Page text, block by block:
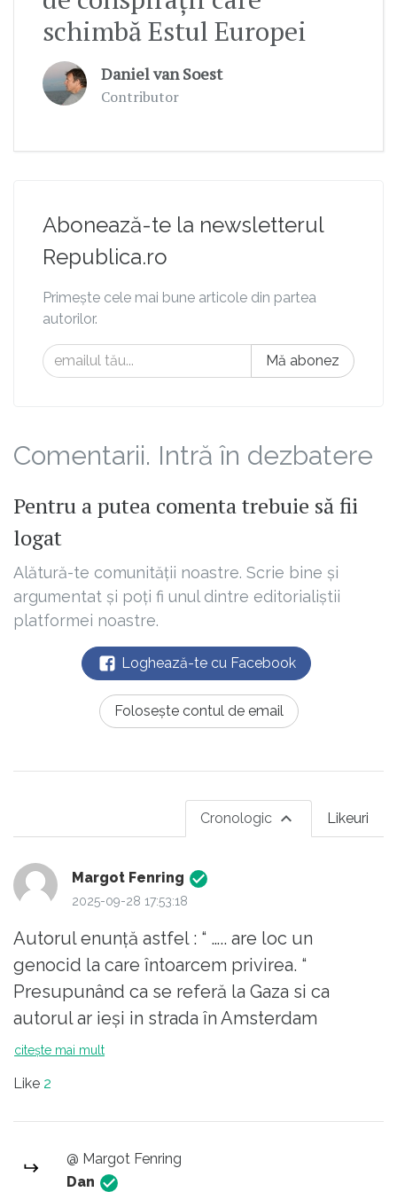
schimbă Estul Europei
Daniel van Soest
Contributor
Abonează-te la newsletterul
Republica.ro
Primește cele mai bune articole din partea
autorilor.
Mă abonez
Comentarii. Intră în dezbatere
Pentru a putea comenta trebuie să fii
logat
Alătură-te comunității noastre. Scrie bine și
argumentat și poți fi unul dintre editorialiștii
platformei noastre.
Loghează-te cu Facebook
Folosește contul de email
Likeuri
Cronologic
Margot Fenring
2025-09-28 17:53:18
Autorul enunță astfel : “ ….. are loc un
genocid la care întoarcem privirea. “
Presupunând ca se referă la Gaza si ca
autorul ar ieși in strada în Amsterdam
stringand “ Free Palestine “, n-ar fi rău sa
inițiativele de pace, cum ar fi Planul de Partaj
al ONU din 1947, ceea ce a dus la războiul
civil imediat și la Războiul Arabo-Israelian din
citește mai mult
Like 2
@ Margot Fenring
Dan